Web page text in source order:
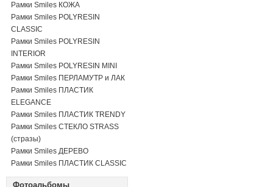
Рамки Smiles КОЖА
Рамки Smiles POLYRESIN
CLASSIC
Рамки Smiles POLYRESIN
INTERIOR
Рамки Smiles POLYRESIN MINI
Рамки Smiles ПЕРЛАМУТР и ЛАК
Рамки Smiles ПЛАСТИК
ELEGANCE
Рамки Smiles ПЛАСТИК TRENDY
Рамки Smiles СТЕКЛО STRASS
(стразы)
Рамки Smiles ДЕРЕВО
Рамки Smiles ПЛАСТИК CLASSIC
Фотоальбомы